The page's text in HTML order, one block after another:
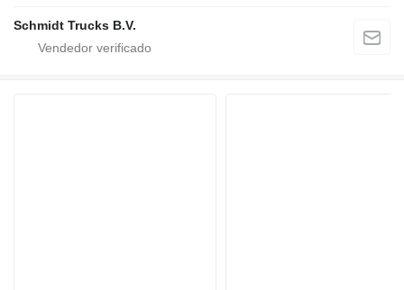
Schmidt Trucks B.V.